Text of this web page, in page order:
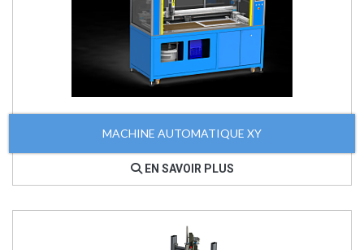
MACHINE AUTOMATIQUE XY
EN SAVOIR PLUS